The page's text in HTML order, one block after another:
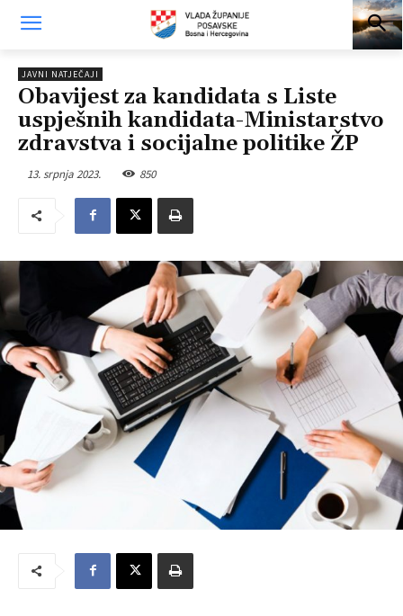
JAVNI NATJEČAJI
Obavijest za kandidata s Liste
uspješnih kandidata-Ministarstvo
zdravstva i socijalne politike ŽP
13. srpnja 2023. 850